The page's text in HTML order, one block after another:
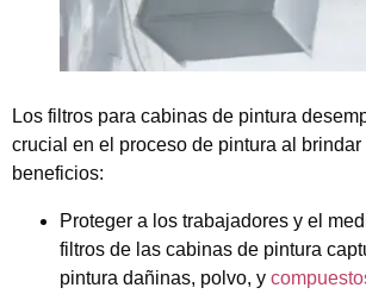
Los filtros para cabinas de pintura
crucial en el proceso de pintura al
beneficios:
Proteger a los trabajadores y el
filtros de las cabinas de pintura
pintura dañinas, polvo, y